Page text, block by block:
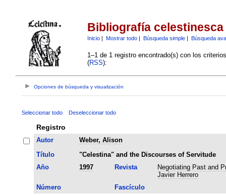
Bibliografía celestinesca
Inicio| Mostrar todo| Búsqueda simple| Búsqueda
1–1 de 1 registro encontrado(s) con los
(RSS):
Opciones de búsqueda y visualización
Seleccionar todo Deseleccionar todo
Registro
Autor
Weber, Alison
Título
"Celestina" and the Discourses of Servitude
Año
1997 Revista
Negotiating Past and
Javier Herrero
Número
Fascículo